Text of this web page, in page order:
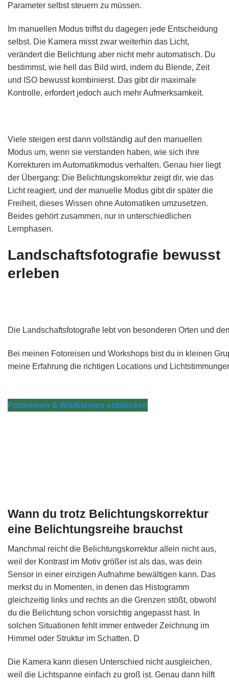
Parameter selbst steuern zu müssen.
Im manuellen Modus triffst du dagegen jede Entscheidung
selbst. Die Kamera misst zwar weiterhin das Licht,
verändert die Belichtung aber nicht mehr automatisch. Du
bestimmst, wie hell das Bild wird, indem du Blende, Zeit
und ISO bewusst kombinierst. Das gibt dir maximale
Kontrolle, erfordert jedoch auch mehr Aufmerksamkeit.
Viele steigen erst dann vollständig auf den manuellen
Modus um, wenn sie verstanden haben, wie sich ihre
Korrekturen im Automatikmodus verhalten. Genau hier liegt
der Übergang: Die Belichtungskorrektur zeigt dir, wie das
Licht reagiert, und der manuelle Modus gibt dir später die
Freiheit, dieses Wissen ohne Automatiken umzusetzen.
Beides gehört zusammen, nur in unterschiedlichen
Lernphasen.
Landschaftsfotografie bewusst
erleben
Die Landschaftsfotografie lebt von besonderen Orten und
Bei meinen Fotoreisen und Workshops bist du in kleinen
meine Erfahrung die richtigen Locations und
Fotoreisen & Workshops entdecken
Wann du trotz Belichtungskorrektur
eine Belichtungsreihe brauchst
Manchmal reicht die Belichtungskorrektur allein nicht aus,
weil der Kontrast im Motiv größer ist als das, was dein
Sensor in einer einzigen Aufnahme bewältigen kann. Das
merkst du in Momenten, in denen das Histogramm
gleichzeitig links und rechts an die Grenzen stößt, obwohl
du die Belichtung schon vorsichtig angepasst hast. In
solchen Situationen fehlt immer entweder Zeichnung im
Himmel oder Struktur im Schatten. D
Die Kamera kann diesen Unterschied nicht ausgleichen,
weil die Lichtspanne einfach zu groß ist. Genau dann hilft